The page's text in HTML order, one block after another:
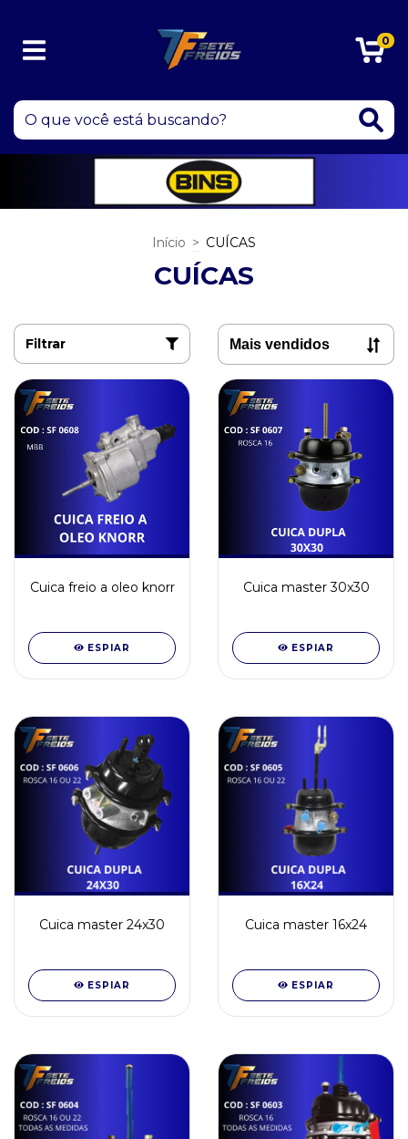
0
Início > CUÍCAS
CUÍCAS
Filtrar
Cuica freio a oleo knorr
ESPIAR
Cuica master 30x30
ESPIAR
Cuica master 24x30
ESPIAR
Cuica master 16x24
ESPIAR